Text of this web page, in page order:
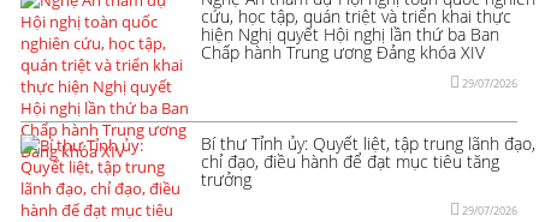
cứu, học tập, quán triệt và triển khai thực
hiện Nghị quyết Hội nghị lần thứ ba Ban
Chấp hành Trung ương Đảng khóa XIV
29/07/2026
Bí thư Tỉnh ủy: Quyết liệt, tập trung lãnh đạo,
chỉ đạo, điều hành để đạt mục tiêu tăng
trưởng
29/07/2026